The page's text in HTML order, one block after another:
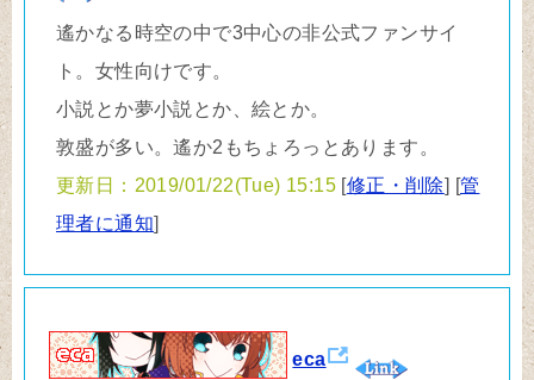
遙かなる時空の中で3中心の非公式ファンサイ
ト。女性向けです。
小説とか夢小説とか、絵とか。
敦盛が多い。遙か2もちょろっとあります。
更新日：2019/01/22(Tue) 15:15 [修正・削除] [管
理者に通知]
eca